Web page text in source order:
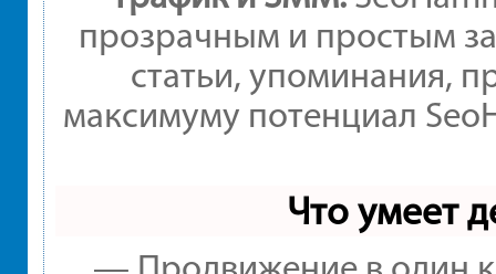
прозрачным и простым
статьи, упоминания,
максимуму потенциал
Что умеет